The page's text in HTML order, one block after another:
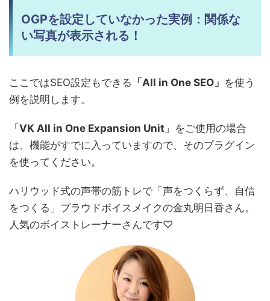
OGPを設定していなかった実例：関係な
い写真が表示される！
ここではSEO設定もできる 「All in One SEO」 を使う
例を説明します。
「 VK All in One Expansion Unit 」をご使用の場合
は、機能がすでに入っていますので、そのプラグイン
を使ってください。
ハリウッド式の声帯の筋トレで「声をつくらず、自信
をつくる」プラウドボイスメイクの金丸明日香さん。
人気のボイストレーナーさんです♡